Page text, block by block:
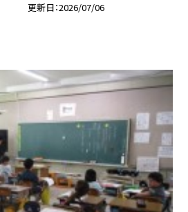
更新日 2026/07/06